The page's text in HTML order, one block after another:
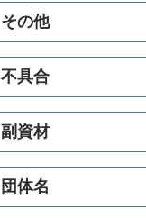
その他
不具合
副資材
団体名